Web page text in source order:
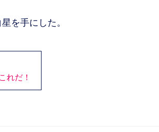
を手にした。
れだ！